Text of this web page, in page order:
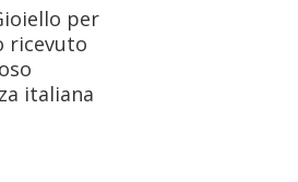
per
ricevuto
italiana